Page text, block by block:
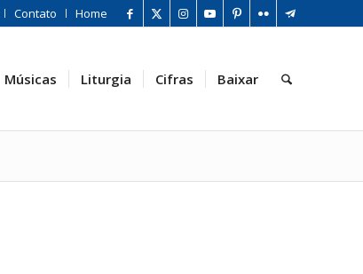
Contato Home
Músicas Liturgia Cifras Baixar